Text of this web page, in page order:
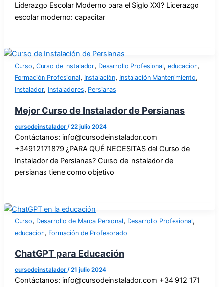
Liderazgo Escolar Moderno para el Siglo XXI? Liderazgo
escolar moderno: capacitar
Curso, Curso de Instalador, Desarrollo Profesional, educacion,
Formación Profesional, Instalación, Instalación Mantenimiento,
Instalador, Instaladores, Persianas
Mejor Curso de Instalador de Persianas
cursodeinstalador /22 julio 2024
Contáctanos: info@cursodeinstalador.com
+34912171879 ¿PARA QUÉ NECESITAS del Curso de
Instalador de Persianas? Curso de instalador de
persianas tiene como objetivo
Curso, Desarrollo de Marca Personal, Desarrollo Profesional,
educacion, Formación de Profesorado
ChatGPT para Educación
cursodeinstalador /21 julio 2024
Contáctanos: info@cursodeinstalador.com +34 912 171